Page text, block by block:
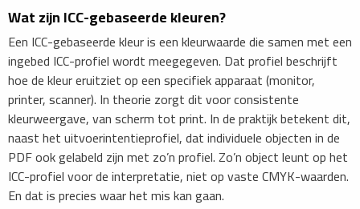
Wat zijn ICC-gebaseerde kleuren?
Een ICC-gebaseerde kleur is een kleurwaarde die samen met een
ingebed ICC-profiel wordt meegegeven. Dat profiel beschrijft
hoe de kleur eruitziet op een specifiek apparaat (monitor,
printer, scanner). In theorie zorgt dit voor consistente
kleurweergave, van scherm tot print. In de praktijk betekent dit,
naast het uitvoerintentieprofiel, dat individuele objecten in de
PDF ook gelabeld zijn met zo’n profiel. Zo’n object leunt op het
ICC-profiel voor de interpretatie, niet op vaste CMYK-waarden.
En dat is precies waar het mis kan gaan.